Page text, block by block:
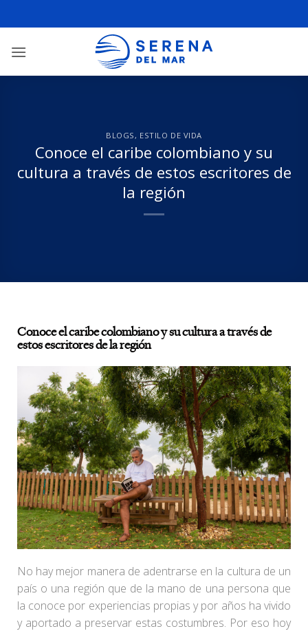
BLOGS , ESTILO DE VIDA
Conoce el caribe colombiano y su
cultura a través de estos escritores de
la región
Conoce el caribe colombiano y su cultura a través de
estos escritores de la región
No hay mejor manera de adentrarse en la cultura de un
país o una región que de la mano de una persona que
la conoce por experiencias propias y por años ha vivido
y aportado a preservar estas costumbres. Por eso hoy